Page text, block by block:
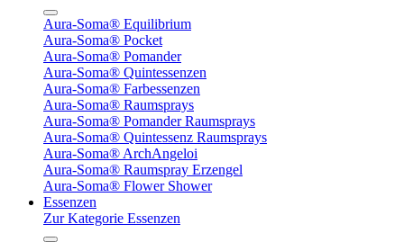
Aura-Soma® Equilibrium
Aura-Soma® Pocket
Aura-Soma® Pomander
Aura-Soma® Quintessenzen
Aura-Soma® Farbessenzen
Aura-Soma® Raumsprays
Aura-Soma® Pomander Raumsprays
Aura-Soma® Quintessenz Raumsprays
Aura-Soma® ArchAngeloi
Aura-Soma® Raumspray Erzengel
Aura-Soma® Flower Shower
Essenzen
Zur Kategorie Essenzen